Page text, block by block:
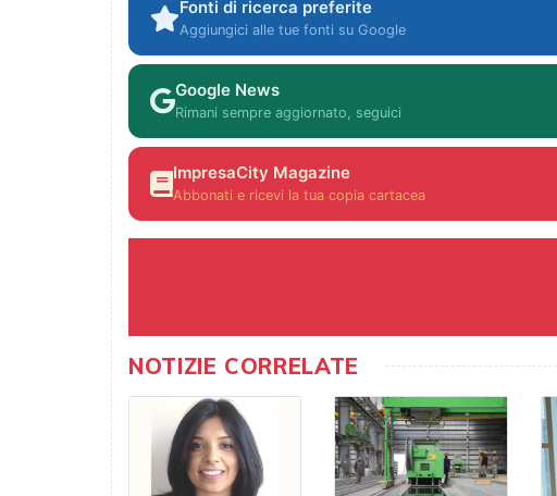
Fonti di ricerca preferite
Aggiungici alle tue fonti su Google
Google News
Rimani sempre aggiornato, seguici
ImpresaCity Magazine
Abbonati e ricevi la tua copia cartacea
NOTIZIE CORRELATE